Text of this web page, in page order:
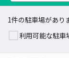
1件の駐車場があり
利用可能な駐車